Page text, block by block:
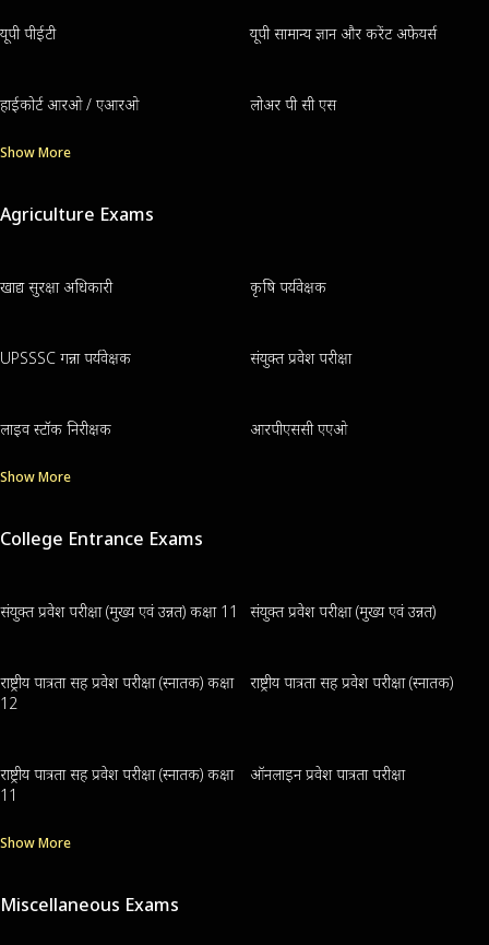
यूपी पीईटी यूपी सामान्य ज्ञान और करेंट अफेयर्स
हाईकोर्ट आरओ / एआरओ लोअर पी सी एस
Show More
Agriculture Exams
खाद्य सुरक्षा अधिकारी कृषि पर्यवेक्षक
UPSSSC गन्ना पर्यवेक्षक संयुक्त प्रवेश परीक्षा
लाइव स्टॉक निरीक्षक आरपीएससी एएओ
Show More
College Entrance Exams
संयुक्त प्रवेश परीक्षा (मुख्य एवं उन्नत) कक्षा 11 संयुक्त प्रवेश परीक्षा (मुख्य एवं उन्नत)
राष्ट्रीय पात्रता सह प्रवेश परीक्षा (स्नातक) कक्षा
12
राष्ट्रीय पात्रता सह प्रवेश परीक्षा (स्नातक)
राष्ट्रीय पात्रता सह प्रवेश परीक्षा (स्नातक) कक्षा
11
ऑनलाइन प्रवेश पात्रता परीक्षा
Show More
Miscellaneous Exams